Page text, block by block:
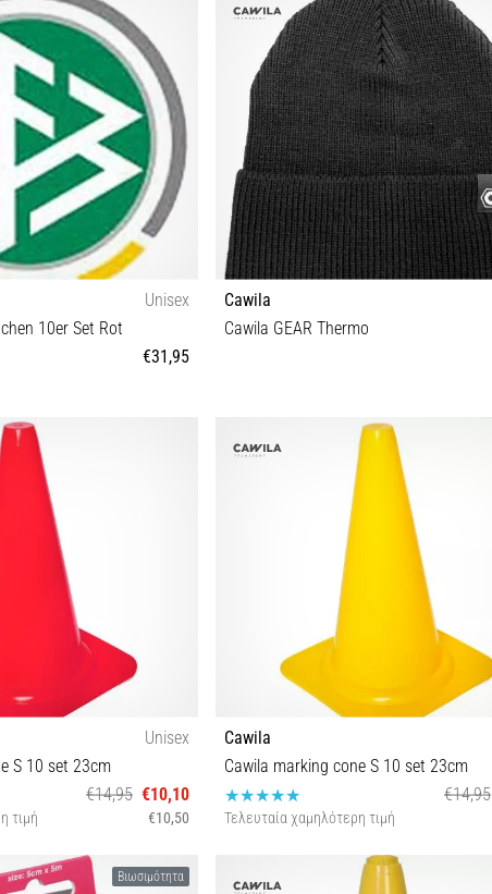
Unisex
10er Set Rot
€31,95
OS
Cawila
Cawila GEAR Thermo
One size
Unisex
S 10 set 23cm
€14,95 €10,10
τιμή €10,50
OS
Cawila
Cawila marking cone S 10 set 23cm
€14,95
Τελευταία χαμηλότερη τιμή
OS
Βιωσιμότητα